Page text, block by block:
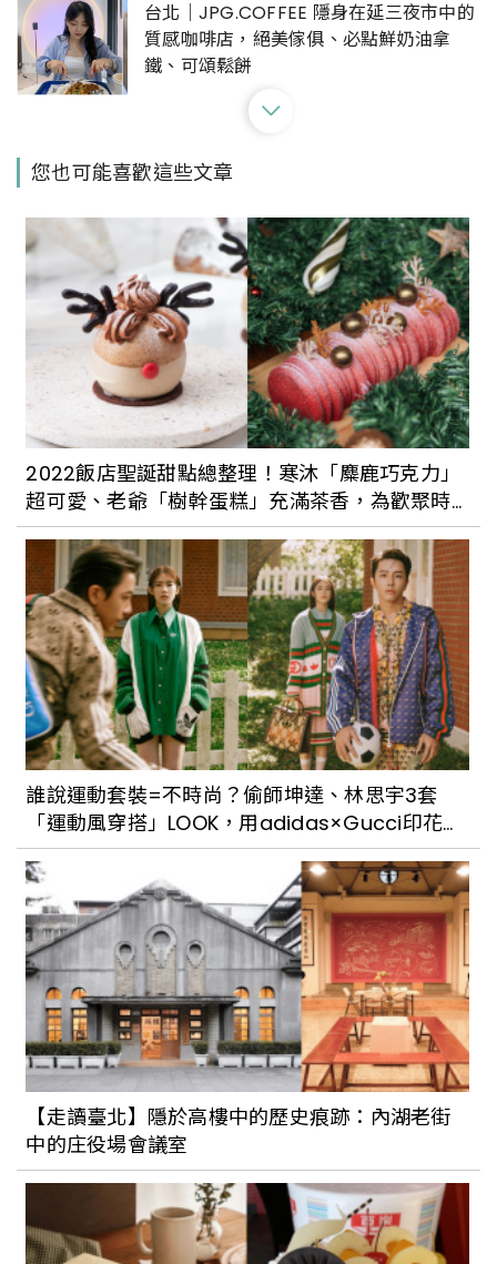
台北｜JPG.COFFEE 隱身在延三夜市中的
質感咖啡店，絕美傢俱、必點鮮奶油拿
鐵、可頌鬆餅
Metro Taipei × LOUISA COFFEE坐落大
Ancre café 安克黑咖啡｜淡水浪漫河景
咖啡店，用微笑拿鐵給生活帶一點小確幸
吧
Merci裏山｜陽明山絕美秘境溫室咖啡
店，細節滿滿、古物、植栽看到飽，簡直
一秒到日本！
不喝 Cocktail，讓我們來杯 Coffeetail！
都市廢墟變身老宅咖啡店「AFTER5 步驟
六」
風靡全球的%Arabica台灣門市開幕了！
專訪創辦人東海林克範，暢談選店背後故
事
北捷×路易莎「總部旗艦店」登場！百坪木
質色調空間超有質感，還有可愛捷運車廂
「旗艦號」等你和姊妹來拍照
您也可能喜歡這些文章
2022飯店聖誕甜點總整理！寒沐「麋鹿巧克力」
超可愛、老爺「樹幹蛋糕」充滿茶香，為歡聚時
光增加奢華儀式感
誰說運動套裝=不時尚？偷師坤達、林思宇3套
「運動風穿搭」LOOK，用adidas×Gucci印花運
動外套、復古毛衣打造超潮OOTD！
【走讀臺北】隱於高樓中的歷史痕跡：內湖老街
中的庄役場會議室